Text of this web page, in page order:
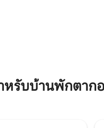
รับบ้านพักตากอ